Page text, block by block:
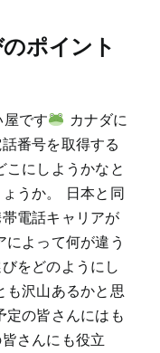
ポイント
屋です
カナダに
番号を取得する
にしようかなと
うか。 日本と同
電話キャリアが
よって何が違う
をどのようにし
も沢山あるかと思
定の皆さんにはも
さんにも役立